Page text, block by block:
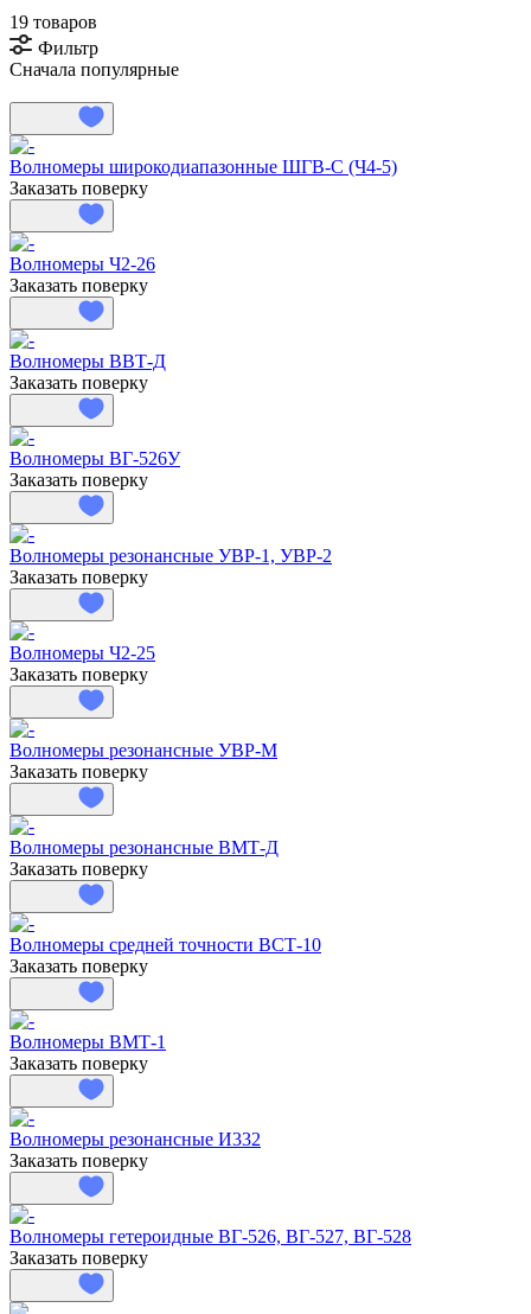
19 товаров
Фильтр
Сначала популярные
Волномеры широкодиапазонные ШГВ-С (Ч4-5)
Заказать поверку
Волномеры Ч2-26
Заказать поверку
Волномеры ВВТ-Д
Заказать поверку
Волномеры ВГ-526У
Заказать поверку
Волномеры резонансные УВР-1, УВР-2
Заказать поверку
Волномеры Ч2-25
Заказать поверку
Волномеры резонансные УВР-М
Заказать поверку
Волномеры резонансные ВМТ-Д
Заказать поверку
Волномеры средней точности ВСТ-10
Заказать поверку
Волномеры ВМТ-1
Заказать поверку
Волномеры резонансные И332
Заказать поверку
Волномеры гетероидные ВГ-526, ВГ-527, ВГ-528
Заказать поверку